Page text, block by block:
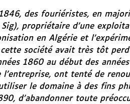
des fouriéristes, en
propriétaire d’une
en Algérie et
société avait très tôt
1860 au début des
l’entreprise, ont tenté de
le domaine à des fins
d’abandonner toute